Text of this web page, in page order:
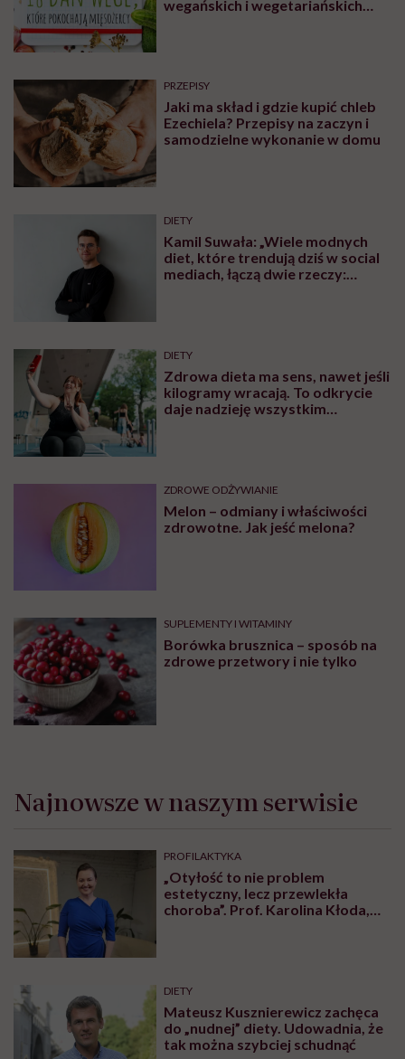
wegańskich i wegetariańskich
PRZEPISY
Jaki ma skład i gdzie kupić chleb
Ezechiela? Przepisy na zaczyn i
samodzielne wykonanie w domu
DIETY
Kamil Suwała: „Wiele modnych
diet, które trendują dziś w social
mediach, łączą dwie rzeczy:
DIETY
Zdrowa dieta ma sens, nawet jeśli
kilogramy wracają. To odkrycie
daje nadzieję wszystkim
ZDROWE ODŻYWIANIE
Melon – odmiany i właściwości
zdrowotne. Jak jeść melona?
SUPLEMENTY I WITAMINY
Borówka brusznica – sposób na
zdrowe przetwory i nie tylko
Najnowsze w naszym serwisie
PROFILAKTYKA
„Otyłość to nie problem
estetyczny, lecz przewlekła
choroba”. Prof. Karolina Kłoda,
DIETY
Mateusz Kusznierewicz zachęca
do „nudnej” diety. Udowadnia, że
tak można szybciej schudnąć